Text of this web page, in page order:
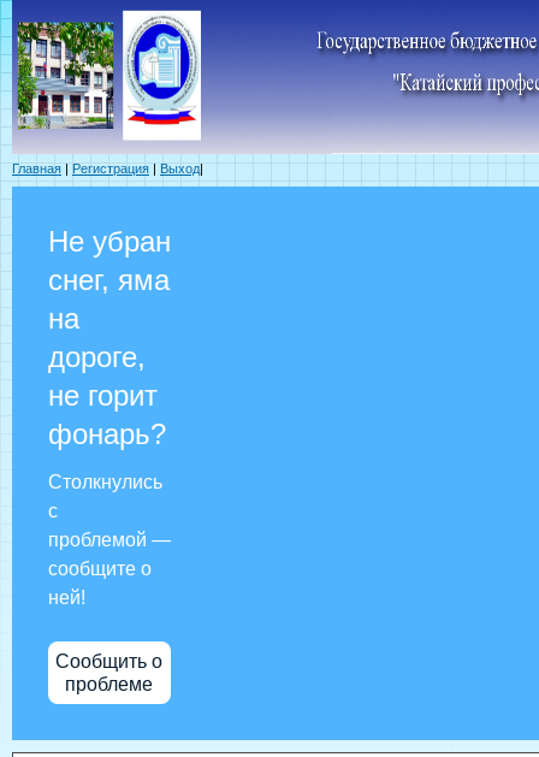
Главная | Регистрация | Выход|
Не убран
снег, яма
на
дороге,
не горит
фонарь?
Столкнулись
с
проблемой —
сообщите о
ней!
Сообщить о
проблеме